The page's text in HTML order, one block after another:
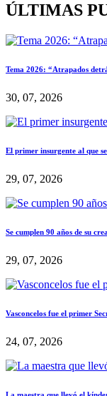
ÚLTIMAS
Tema 2026: “Atrapados
30, 07, 2026
El primer insurgente al que
29, 07, 2026
Se cumplen 90 años de su
29, 07, 2026
Vasconcelos fue el primer
24, 07, 2026